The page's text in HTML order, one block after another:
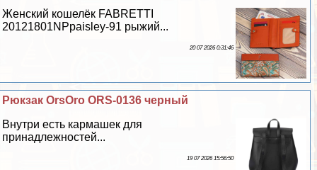
Женский кошелёк FABRETTI
20121801NPpaisley-91 рыжий...
20 07 2026 0:31:46
Рюкзак OrsOro ORS-0136 черный
Внутри есть кармашек для
принадлежностей...
19 07 2026 15:56:50